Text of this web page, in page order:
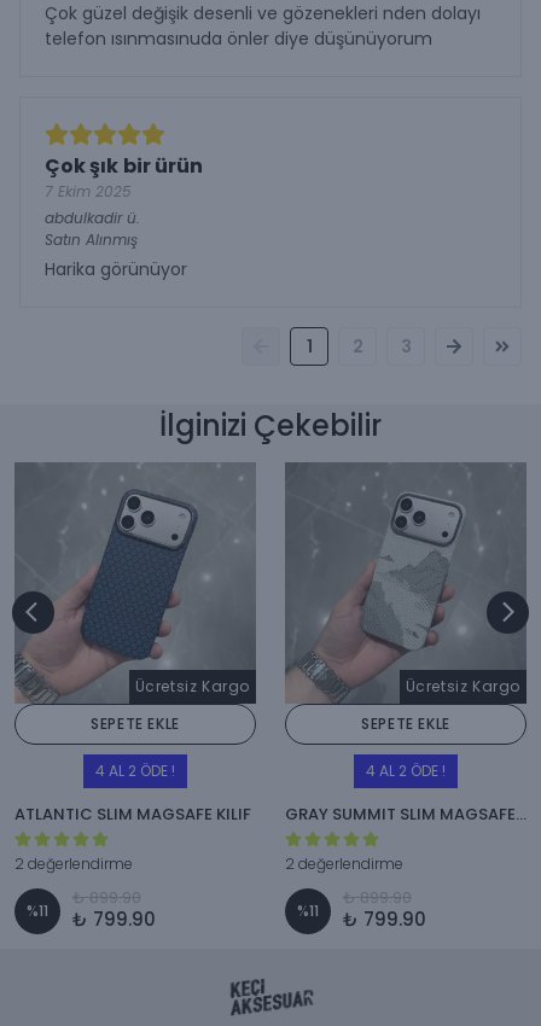
Çok güzel değişik desenli ve gözenekleri nden dolayı
telefon ısınmasınuda önler diye düşünüyorum
Çok şık bir ürün
7 Ekim 2025
abdulkadir ü.
Satın Alınmış
Harika görünüyor
1 2 3
İlginizi Çekebilir
Ücretsiz Kargo
SEPETE EKLE
4 AL 2 ÖDE !
ATLANTIC SLIM MAGSAFE KILIF
2 değerlendirme
%11
₺ 899.90
₺ 799.90
Ücretsiz Kargo
SEPETE EKLE
4 AL 2 ÖDE !
GRAY SUMMIT SLIM MAGSAFE KILIF
2 değerlendirme
%11
₺ 899.90
₺ 799.90